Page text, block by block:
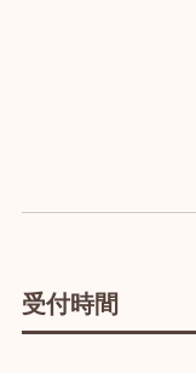
受付時間